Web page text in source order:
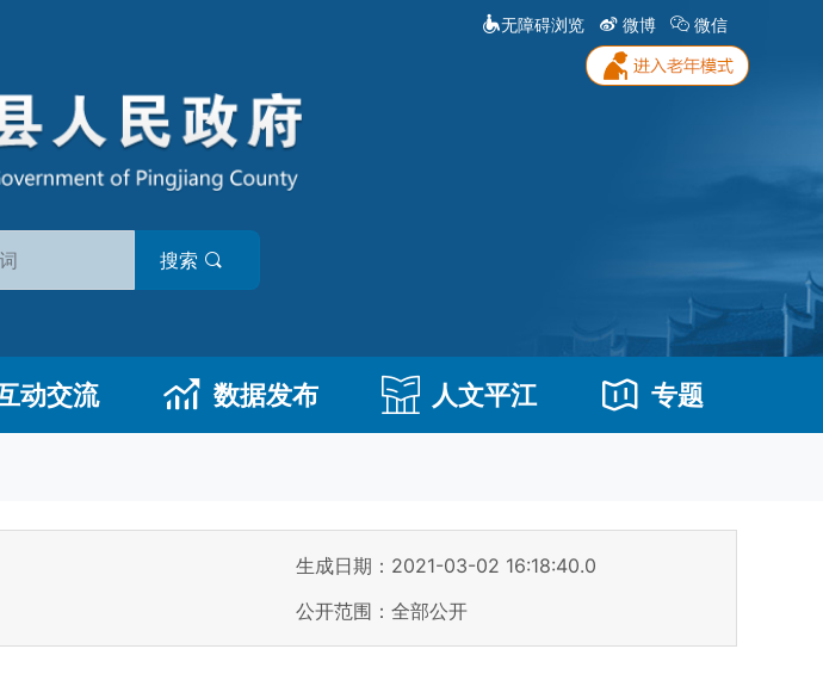
无障碍浏览 微博 微信
搜索
动交流 数据发布 人文平江 专题
生成日期：2021-03-02 16:18:40.0
公开范围：全部公开